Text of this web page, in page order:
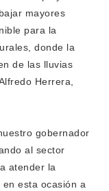
mayores
para la
donde la
de las lluvias
Herrera,
gobernador
al sector
atender la
esta ocasión a